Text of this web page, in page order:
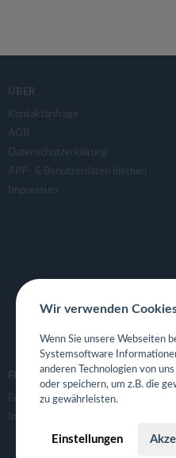
ÜBER
Kontaktanfrage
AGB
Datenschutzerklärung
APP- & Benutzerdaten löschen
Impressum
FOLGE UNS
Facebook
Instagram
Wir verwenden
Wenn Sie unsere Webseiten
Systemsoftware
anderen Technologien von
oder speichern, um z.B. die
zu gewährleisten.
Einstellungen